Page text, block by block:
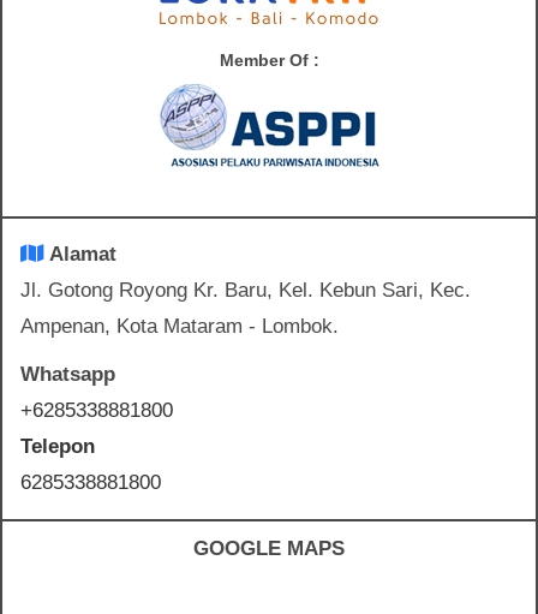
Member Of :
Alamat
Jl. Gotong Royong Kr. Baru, Kel. Kebun Sari, Kec.
Ampenan, Kota Mataram - Lombok.
Whatsapp
+6285338881800
Telepon
6285338881800
GOOGLE MAPS